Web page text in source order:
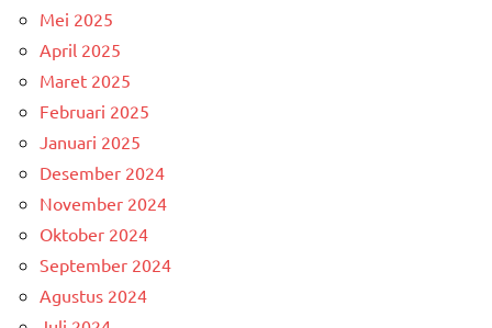
Mei 2025
April 2025
Maret 2025
Februari 2025
Januari 2025
Desember 2024
November 2024
Oktober 2024
September 2024
Agustus 2024